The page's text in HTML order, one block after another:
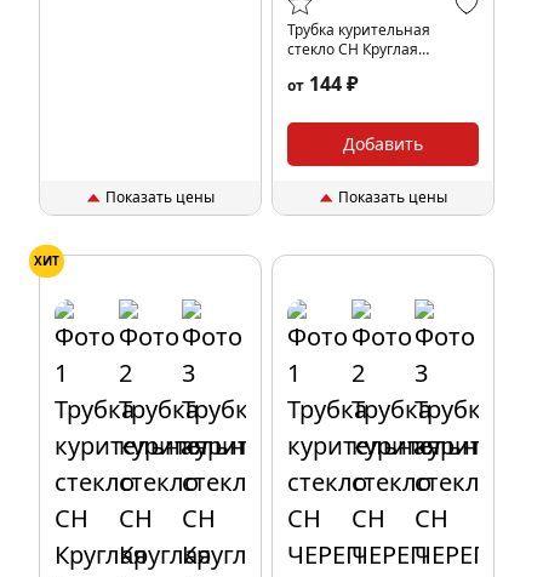
Показать цены
Трубка курительная
стекло CH Круглая
ассортименте
от 144 ₽
Добавить
Показать цены
ХИТ